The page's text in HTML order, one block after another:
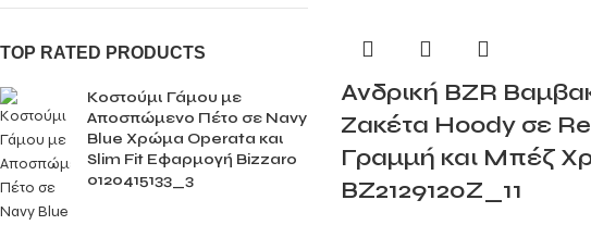
TOP RATED PRODUCTS
Κοστούμι Γάμου με
Aποσπώμενο Πέτο σε Navy
Blue Χρώμα Operata και
Slim Fit Εφαρμογή Bizzaro
0120415133_3
Ανδρική BZR
Ζακέτα Hoody σε
Γραμμή και Μπέζ
BZ2129120Z_11